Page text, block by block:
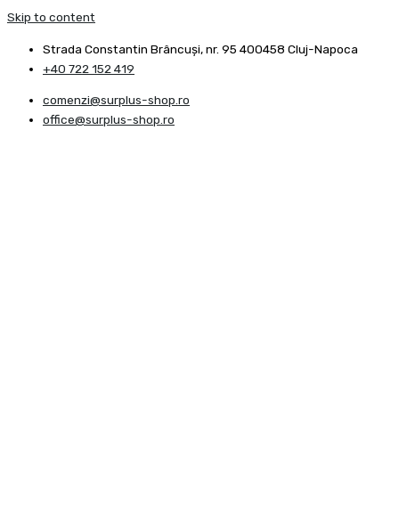
Skip to content
Strada Constantin Brâncuşi, nr. 95 400458 Cluj-Napoca
+40 722 152 419
comenzi@surplus-shop.ro
office@surplus-shop.ro